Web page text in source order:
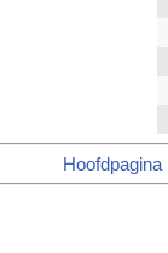
Hoofdpagina|